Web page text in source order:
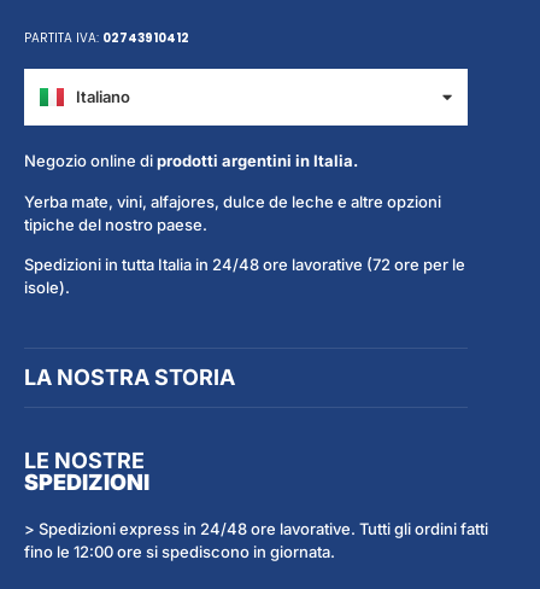
PARTITA IVA: 02743910412
Italiano
Español
Negozio online diprodotti argentini in Italia.
Yerba mate, vini, alfajores, dulce de leche e altre opzioni
tipiche del nostro paese.
Spedizioni in tutta Italia in 24/48 ore lavorative (72 ore per le
isole).
LA NOSTRA STORIA
LE NOSTRE
SPEDIZIONI
> Spedizioni express in 24/48 ore lavorative. Tutti gli ordini fatti
fino le 12:00 ore si spediscono in giornata.